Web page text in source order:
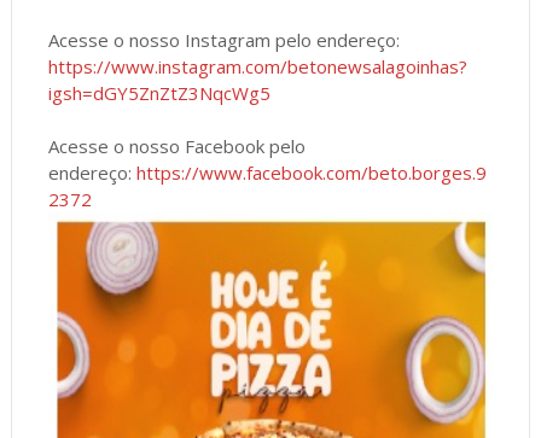
Acesse o nosso Instagram pelo endereço:
https://www.instagram.com/betonewsalagoinhas?
igsh=dGY5ZnZtZ3NqcWg5
Acesse o nosso Facebook pelo
endereço: https://www.facebook.com/beto.borges.9
2372